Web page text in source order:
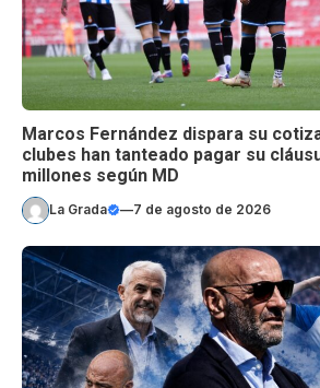
Marcos Fernández dispara su
clubes han tanteado pagar su
millones según MD
La Grada —7 de agosto de 2026